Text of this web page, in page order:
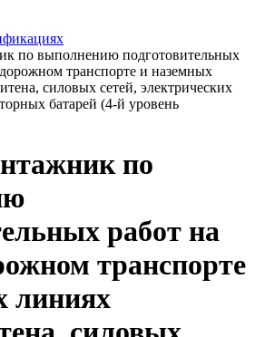
по выполнению подготовительных
транспорте и наземных
силовых сетей, электрических
батарей (4-й уровень
по
работ на
транспорте
линиях